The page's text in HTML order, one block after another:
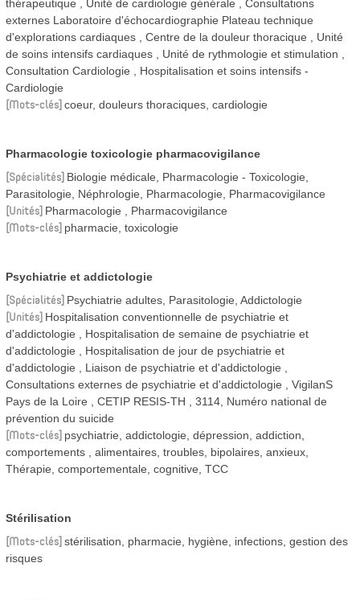
thérapeutique Unité de cardiologie générale
Consultations
externes Laboratoire d'échocardiographie Plateau technique
d'explorations cardiaques
Centre de la douleur thoracique
Unité
de soins intensifs cardiaques
Unité de rythmologie et stimulation
Consultation Cardiologie
Hospitalisation et soins intensifs -
Cardiologie
Mots-clés coeur, douleurs thoraciques, cardiologie
Pharmacologie toxicologie pharmacovigilance
Spécialités Biologie médicale, Pharmacologie - Toxicologie,
Parasitologie, Néphrologie, Pharmacologie, Pharmacovigilance
Unités Pharmacologie Pharmacovigilance
Mots-clés pharmacie, toxicologie
Psychiatrie et addictologie
Spécialités Psychiatrie adultes, Parasitologie, Addictologie
Unités Hospitalisation conventionnelle de psychiatrie et
d'addictologie
Hospitalisation de semaine de psychiatrie et
d'addictologie
Hospitalisation de jour de psychiatrie et
d'addictologie
Liaison de psychiatrie et d'addictologie
Consultations externes de psychiatrie et d'addictologie
VigilanS
Pays de la Loire
CETIP RESIS-TH
3114, Numéro national de
prévention du suicide
Mots-clés psychiatrie, addictologie, dépression, addiction,
comportements , alimentaires, troubles, bipolaires, anxieux,
Thérapie, comportementale, cognitive, TCC
Stérilisation
Mots-clés stérilisation, pharmacie, hygiène, infections, gestion des
risques